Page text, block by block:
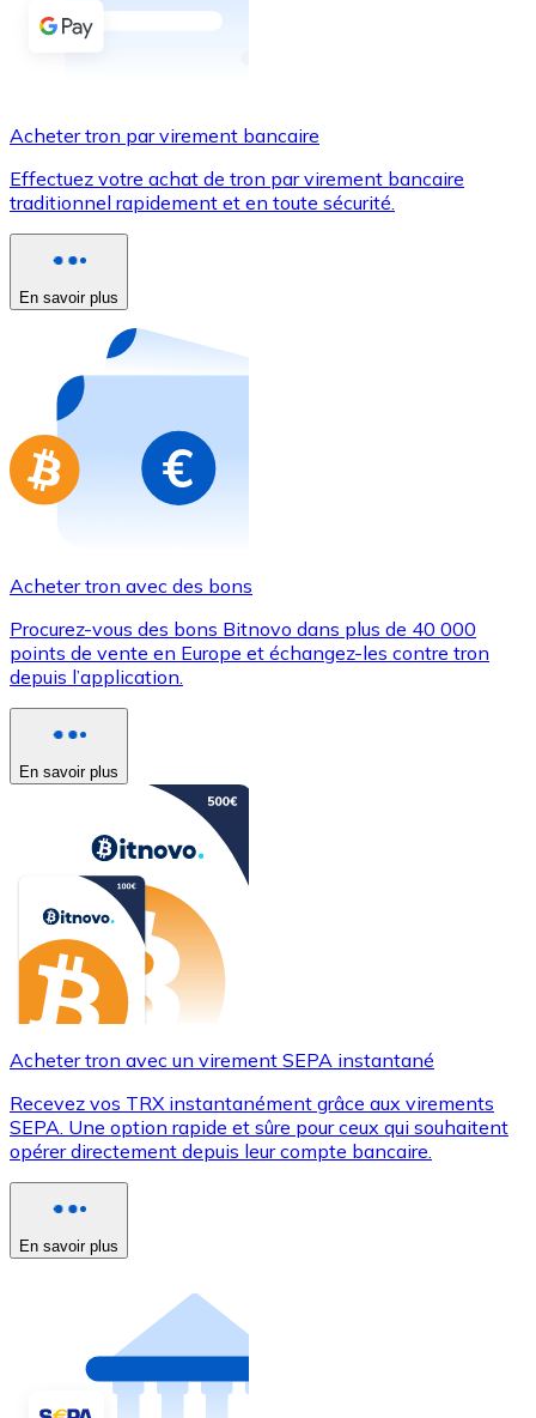
Virement SEPA
Utilisez les cartes Visa et Mastercard pour acheter
Acheter avec carte
Nouveau
Achetez des cartes-cadeaux de vos marques
Aller à la boutique de cartes-cadeaux
Acheter tron par virement bancaire
Effectuez votre achat de tron par virement bancaire
traditionnel rapidement et en toute sécurité.
En savoir plus
Acheter tron avec des bons
Procurez-vous des bons Bitnovo dans plus de 40 000
points de vente en Europe et échangez-les contre tron
depuis l’application.
En savoir plus
Acheter tron avec un virement SEPA instantané
Recevez vos TRX instantanément grâce aux virements
SEPA. Une option rapide et sûre pour ceux qui souhaitent
opérer directement depuis leur compte bancaire.
En savoir plus